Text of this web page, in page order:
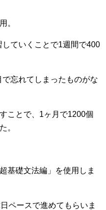
。
ていくことで1週間で400
忘れてしまったものがな
ことで、1ヶ月で1200個
。
基礎文法編」を使用しま
ペースで進めてもらいま